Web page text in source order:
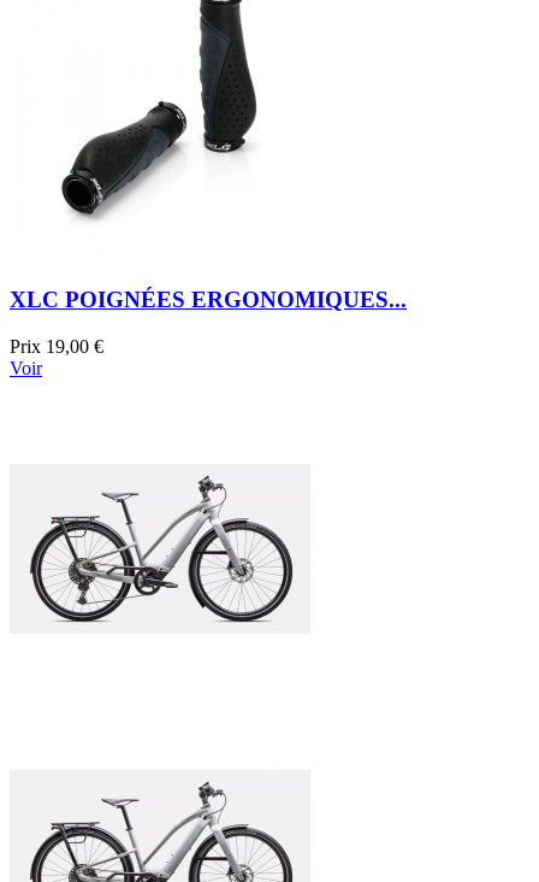
XLC POIGNÉES ERGONOMIQUES...
Prix 19,00 €
Voir